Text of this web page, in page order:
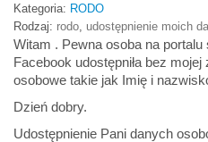
Kategoria: RODO
Rodzaj: rodo udostępnienie moich
Witam . Pewna osoba na portalu
Facebook udostępniła bez
osobowe takie jak Imię i
Dzień dobry.
Udostępnienie Pani danych